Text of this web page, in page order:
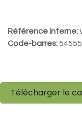
Référence interne:
Code-barres:
Télécharger le